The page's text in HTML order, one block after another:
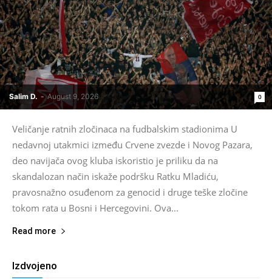
Salim D. - August 9, 2026 0
Veličanje ratnih zločinaca na fudbalskim stadionima U
nedavnoj utakmici između Crvene zvezde i Novog Pazara,
deo navijača ovog kluba iskoristio je priliku da na
skandalozan način iskaže podršku Ratku Mladiću,
pravosnažno osuđenom za genocid i druge teške zločine
tokom rata u Bosni i Hercegovini. Ova...
Read more
Izdvojeno